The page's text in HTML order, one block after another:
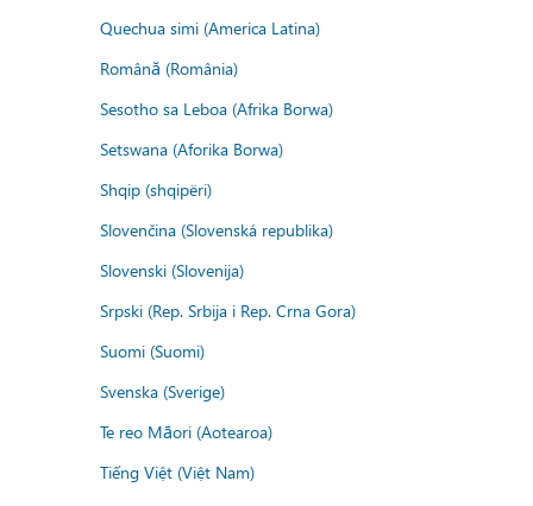
Quechua simi (America Latina)
Română (România)
Sesotho sa Leboa (Afrika Borwa)
Setswana (Aforika Borwa)
Shqip (shqipëri)
Slovenčina (Slovenská republika)
Slovenski (Slovenija)
Srpski (Rep. Srbija i Rep. Crna Gora)
Suomi (Suomi)
Svenska (Sverige)
Te reo Māori (Aotearoa)
Tiếng Việt (Việt Nam)